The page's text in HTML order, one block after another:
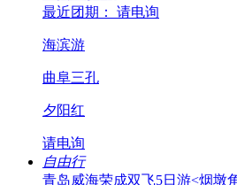
最近团期： 请电询
海滨游
曲阜三孔
夕阳红
请电询
自由行
青岛威海荣成双飞5日游<烟墩